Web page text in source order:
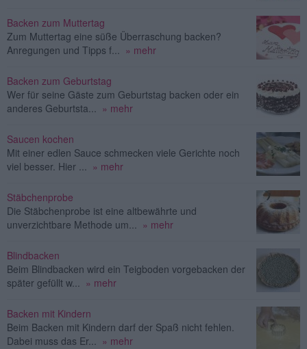
Backen zum Muttertag
Zum Muttertag eine süße Überraschung backen?
Anregungen und Tipps f... » mehr
Backen zum Geburtstag
Wer für seine Gäste zum Geburtstag backen oder ein
anderes Geburtsta... » mehr
Saucen kochen
Mit einer edlen Sauce schmecken viele Gerichte noch
viel besser. Hier ... » mehr
Stäbchenprobe
Die Stäbchenprobe ist eine altbewährte und
unverzichtbare Methode um... » mehr
Blindbacken
Beim Blindbacken wird ein Teigboden vorgebacken der
später gefüllt w... » mehr
Backen mit Kindern
Beim Backen mit Kindern darf der Spaß nicht fehlen.
Dabei muss das Er... » mehr